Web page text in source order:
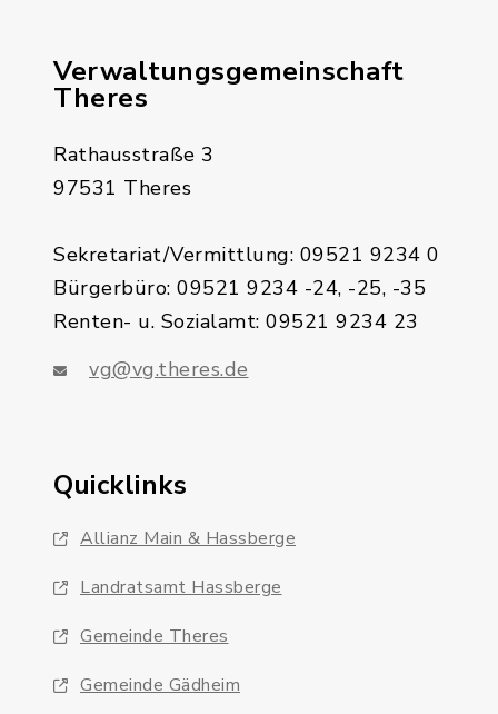
Verwaltungsgemeinschaft
Theres
Rathausstraße 3
97531 Theres
Sekretariat/Vermittlung: 09521 9234 0
Bürgerbüro: 09521 9234 -24, -25, -35
Renten- u. Sozialamt: 09521 9234 23
vg@vg.theres.de
Quicklinks
Allianz Main & Hassberge
Landratsamt Hassberge
Gemeinde Theres
Gemeinde Gädheim